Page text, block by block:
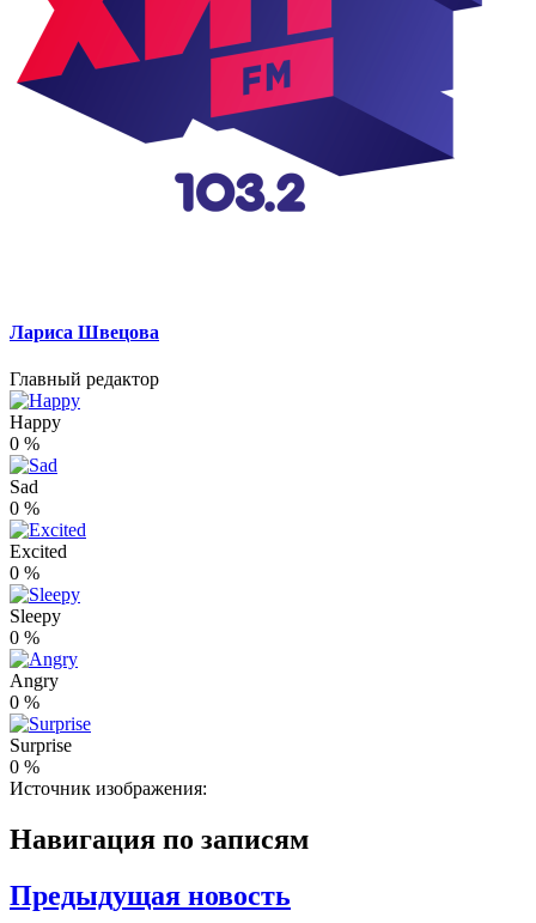
Лариса Швецова
Главный редактор
Happy
0 %
Sad
0 %
Excited
0 %
Sleepy
0 %
Angry
0 %
Surprise
0 %
Источник изображения:
Навигация по записям
Предыдущая новость